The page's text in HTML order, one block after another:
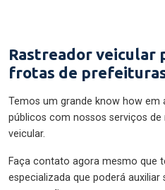
Rastreador veicular
frotas de
Temos um grande know how em
públicos com nossos serviços
veicular.
Faça contato agora mesmo que
especializada que poderá